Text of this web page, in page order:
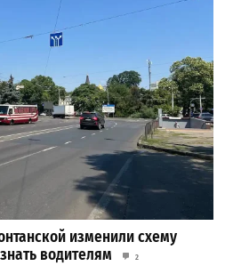
изменили схему
водителям
2